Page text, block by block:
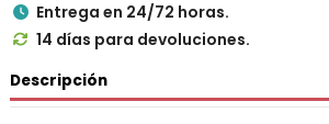
 Entrega en 24/72 horas.
 14 días para devoluciones.
Descripción